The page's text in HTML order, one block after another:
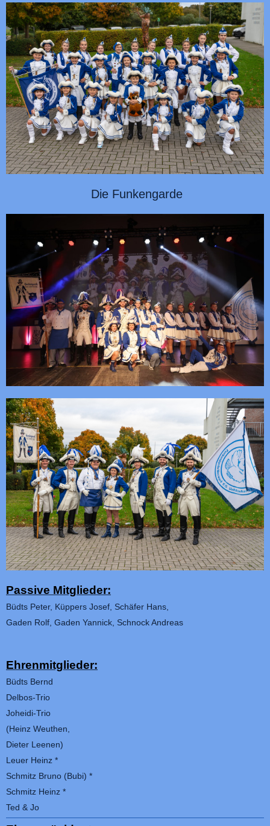
Die Funkengarde
Passive Mitglieder:
Büdts Peter, Küppers Josef, Schäfer Hans,
Gaden Rolf, Gaden Yannick, Schnock Andreas
Ehrenmitglieder:
Büdts Bernd
Delbos-Trio
Joheidi-Trio
(Heinz Weuthen,
Dieter Leenen)
Leuer Heinz *
Schmitz Bruno (Bubi) *
Schmitz Heinz *
Ted & Jo